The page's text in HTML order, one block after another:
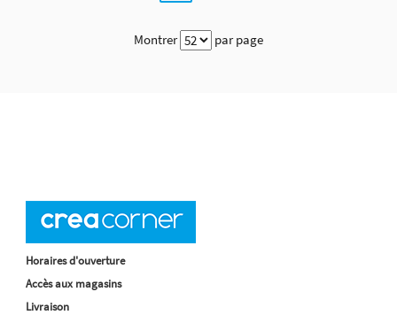
Montrer par page
Horaires d'ouverture
Accès aux magasins
Livraison